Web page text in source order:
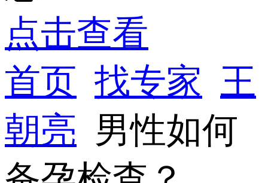
点击查看
首页 找专家 王
朝亮 男性如何